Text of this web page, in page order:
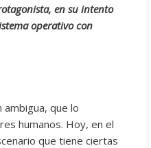
en su intento
operativo con
ambigua, que lo
humanos. Hoy, en el
que tiene ciertas